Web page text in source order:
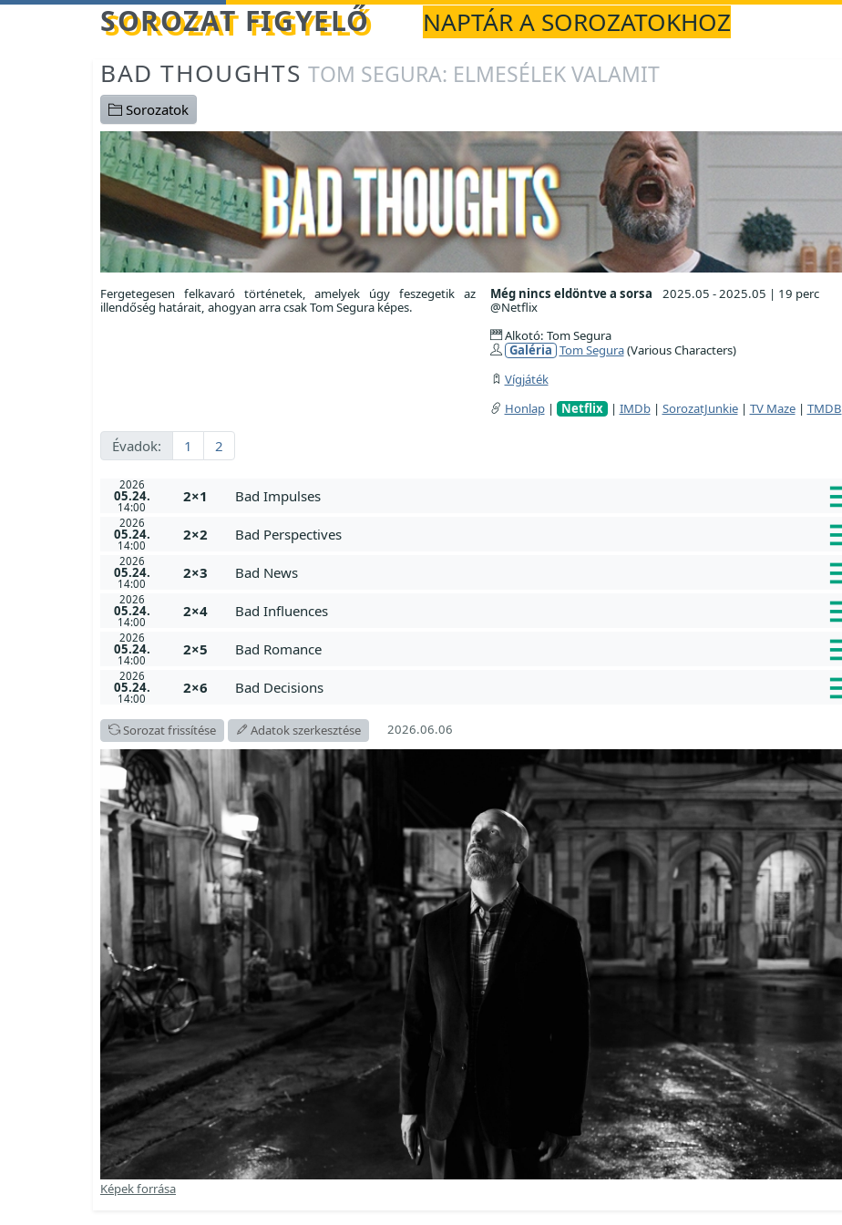
Betöltés... SOROZAT FIGYELŐ
NAPTÁR A SOROZATOKHOZ
BAD THOUGHTS TOM SEGURA: ELMESÉLEK VALAMIT
Sorozatok
Fergetegesen felkavaró történetek, amelyek úgy feszegetik az
illendőség határait, ahogyan arra csak Tom Segura képes.
Még nincs eldöntve a sorsa 2025.05 - 2025.05 | 19 perc
@Netflix
Alkotó: Tom Segura
Galéria Tom Segura(Various Characters)
Vígjáték
Honlap| Netflix | IMDb| SorozatJunkie| TV Maze| TMDB
Évadok: 1 2
2026
05.24.
14:00
2×1 Bad Impulses
2026
05.24.
14:00
2×2 Bad Perspectives
2026
05.24.
14:00
2×3 Bad News
2026
05.24.
14:00
2×4 Bad Influences
2026
05.24.
14:00
2×5 Bad Romance
2026
05.24.
14:00
2×6 Bad Decisions
Sorozat frissítése Adatok szerkesztése 2026.06.06
Képek forrása